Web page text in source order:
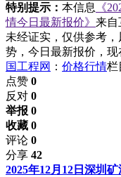
特别提示： 本信息
《
情今日最新报价》 来自
未经证实，仅供参考
势，今日最新报价，现
国工程网 ： 价格行情栏
点赞 0
反对 0
举报 0
收藏 0
评论 0
分享 42
2025年12月12日深圳